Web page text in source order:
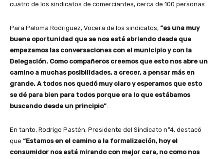
cuatro de los sindicatos de comerciantes, cerca de 100 personas.
Para Paloma Rodríguez, Vocera de los sindicatos, “es una muy
buena oportunidad que se nos está abriendo desde que
empezamos las conversaciones con el municipio y con la
Delegación. Como compañeros creemos que esto nos abre un
camino a muchas posibilidades, a crecer, a pensar más en
grande. A todos nos quedó muy claro y esperamos que esto
se dé para bien para todos porque era lo que estábamos
buscando desde un principio”.
En tanto, Rodrigo Pastén, Presidente del Sindicato n°4, destacó
que “Estamos en el camino a la formalización, hoy el
consumidor nos está mirando con mejor cara, no como nos